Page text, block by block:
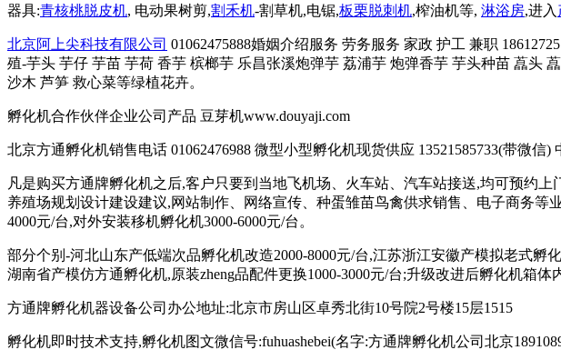
器具:青核桃脱皮机, 电动果树剪,割禾机-割草机,电锯,板栗脱刺机,榨油机等, 淋浴房,进入
北京阿上尖科技有限公司 01062475888婚姻介绍服务 劳务服务 家政 护工 兼职
殖-芋头 芋仔 芋苗 芋荷 香芋 槟榔芋 乐昌张溪炮弹芋 荔浦芋 炮弹香芋 芋头种苗 藠头
沙木 芦笋 救心菜等绿植花卉。
孵化机合作伙伴企业公司产品 豆芽机www.douyaji.com
北京方通孵化机销售电话 01062476988 微型小型孵化机现货供应 13521585733(带微信
凡是购买方通牌孵化机之后,客户只要到当地飞机场、火车站、汽车站接送,均可预约
养殖场规划设计建设建议,网站制作、网络宣传、种蛋雏苗鸟禽供求销售、电子商务
4000元/台,对外安装移机孵化机3000-6000元/台。
部分个别-河北山东产低端次品孵化机改造2000-8000元/台,江苏浙江安徽产模拟老式孵
湖南省产模仿方通孵化机,原装zheng品配件更换1000-3000元/台;升级改进后孵化机箱
方通牌孵化机器设备公司办公地址:北京市房山区卓秀北街10号院2号楼15层1515
孵化机即时技术支持,孵化机图文微信号:fuhuashebei(名字:方通牌孵化机公司北京